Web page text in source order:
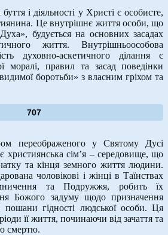
і діяльності у Христі є особисте,
Це внутрішнє життя особи, що
будується на основних засадах
життя. Внутрішньоособова
духовно-аскетичного ділання є
моралі, правил та засад поведінки
боротьби» з власним гріхом та
707
переображеного у Святому Дусі
християнська сім’я – середовище, що
та кінця земного життя людини.
чоловікові і жінці в Таїнствах
та Подружжя, робить їх
Божого задуму щодо призначення
пошани гідності людської особи. Ця
її життя, починаючи від зачаття та
смертю.